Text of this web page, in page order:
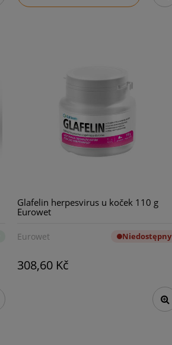
Glafelin herpesvirus u koček 110 g
Eurowet
Eurowet Niedostępny
308,60 Kč